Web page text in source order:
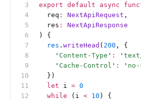
export default async
  req
: NextApiRequest ,
  res
:
NextApiResponse
) {
  res
. writeHead ( 200 , {
    '
Content-Type ' : '
    '
Cache-Control ' : '
  })
  let
i = 0
  while
(i < 10 ) {